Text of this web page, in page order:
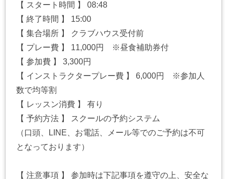
【 スタート時間 】 08:48
【 終了時間 】 15:00
【 集合場所 】 クラブハウス受付前
【 プレー費 】 11,000円 ※昼食補助券付
【 参加費 】 3,300円
【 インストラクタープレー費 】 6,000円 ※参加人
数で均等割
【 レッスン消費 】 有り
【 予約方法 】 スクールの予約システム
（口頭、LINE、お電話、メール等でのご予約は不可
となっております）
【 注意事項 】 参加時は下記事項を遵守の上、安全な